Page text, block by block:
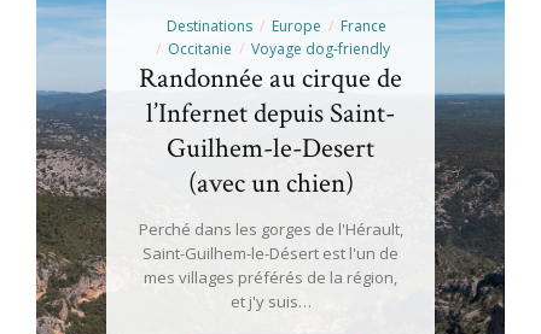
Destinations Europe
France
Occitanie
Voyage dog-friendly
Randonnée au cirque de
l’Infernet depuis Saint-
Guilhem-le-Desert
(avec un chien)
Perché dans les gorges de l'Hérault,
Saint-Guilhem-le-Désert est l'un de
mes villages préférés de la région,
et j'y suis…